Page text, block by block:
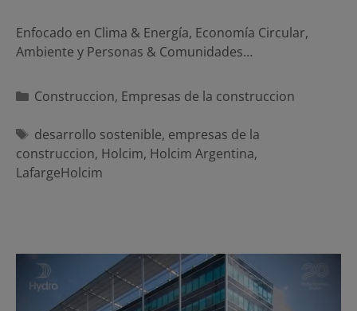
Enfocado en Clima & Energía, Economía Circular,
Ambiente y Personas & Comunidades…
Categorías
Construccion, Empresas de la construccion
Etiquetas
desarrollo sostenible, empresas de la
construccion, Holcim, Holcim Argentina,
LafargeHolcim